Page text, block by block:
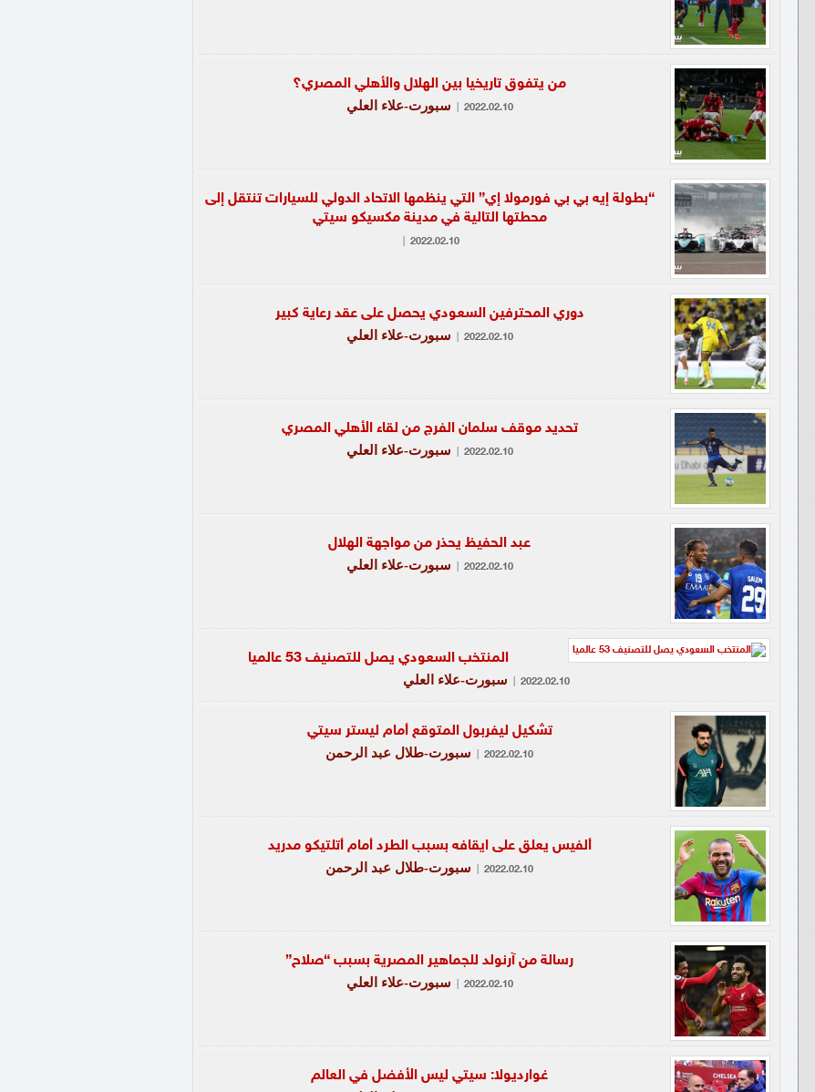
من يتفوق تاريخيا بين الهلال والأهلي المصري؟
2022.02.10 سبورت-علاء العلي
“بطولة إيه بي بي فورمولا إي” التي ينظمها الاتحاد الدولي للسيارات تنتقل إلى
محطتها التالية في مدينة مكسيكو سيتي
2022.02.10
دوري المحترفين السعودي يحصل على عقد رعاية كبير
2022.02.10 سبورت-علاء العلي
تحديد موقف سلمان الفرج من لقاء الأهلي المصري
2022.02.10 سبورت-علاء العلي
عبد الحفيظ يحذر من مواجهة الهلال
2022.02.10 سبورت-علاء العلي
المنتخب السعودي يصل للتصنيف 53 عالميا
2022.02.10 سبورت-علاء العلي
تشكيل ليفربول المتوقع أمام ليستر سيتي
2022.02.10 سبورت-طلال عبد الرحمن
ألفيس يعلق على ايقافه بسبب الطرد أمام أتلتيكو مدريد
2022.02.10 سبورت-طلال عبد الرحمن
رسالة من آرنولد للجماهير المصرية بسبب “صلاح”
2022.02.10 سبورت-علاء العلي
غوارديولا: سيتي ليس الأفضل في العالم